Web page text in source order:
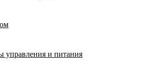
управления и питания